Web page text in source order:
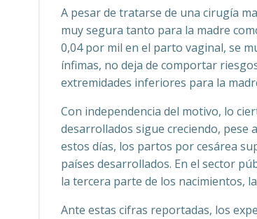
A pesar de tratarse de una cirugía
muy segura tanto para la madre
0,04 por mil en el parto vaginal, se
ínfimas, no deja de comportar
extremidades inferiores para la
Con independencia del motivo, lo
desarrollados sigue creciendo, pese
estos días, los partos por cesárea
países desarrollados. En el sector
la tercera parte de los nacimientos,
Ante estas cifras reportadas, los